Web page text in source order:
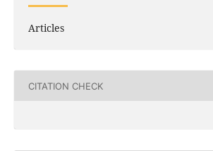
Articles
CITATION CHECK